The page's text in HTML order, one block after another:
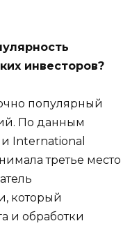
инвесторов?
популярный
По данным
International
третье место
который
и обработки